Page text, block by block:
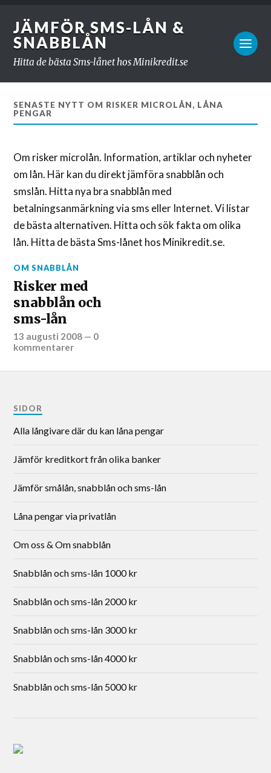
JÄMFÖR SMS-LÅN &
SNABBLÅN
Hitta de bästa Sms-lånet hos Minikredit.se
SENASTE NYTT OM RISKER MICROLÅN, LÅNA
PENGAR
Om risker microlån. Information, artiklar och nyheter
om lån. Här kan du direkt jämföra snabblån och
smslån. Hitta nya bra snabblån med
betalningsanmärkning via sms eller Internet. Vi listar
de bästa alternativen. Hitta och sök fakta om olika
lån. Hitta de bästa Sms-lånet hos Minikredit.se.
OM SNABBLÅN
Risker med
snabblån och
sms-lån
13 augusti 2008 — 0
kommentarer
SIDOR
Alla långivare där du kan låna pengar
Jämför kreditkort från olika banker
Jämför smålån, snabblån och sms-lån
Låna pengar via privatlån
Om oss & Om snabblån
Snabblån och sms-lån 1000 kr
Snabblån och sms-lån 2000 kr
Snabblån och sms-lån 3000 kr
Snabblån och sms-lån 4000 kr
Snabblån och sms-lån 5000 kr